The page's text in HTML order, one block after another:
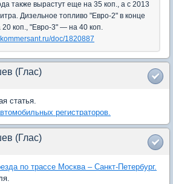
также вырастут еще на 35 коп., а с 2013
Дизельное топливо "Евро-2" в конце
коп., "Евро-3" — на 40 коп.
doc/1820887
(Глас)
статья.
регистраторов.
(Глас)
по трассе Москва – Санкт-Петербург.